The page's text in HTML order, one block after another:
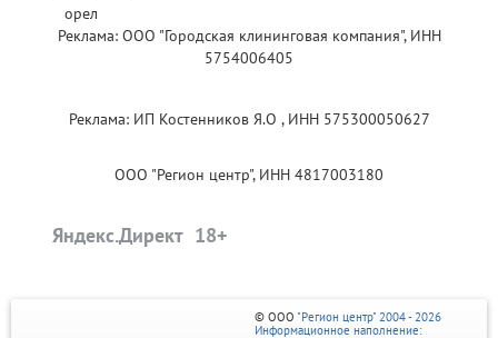
Реклама: ООО "Городская клининговая компания", ИНН
5754006405
Реклама: ИП Костенников Я.О , ИНН 575300050627
ООО "Регион центр", ИНН 4817003180
Яндекс.Директ
© ООО "Регион центр" 2004 - 2026
Информационное наполнение: